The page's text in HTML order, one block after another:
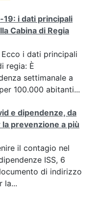
19: i dati principali
Cabina di Regia
i dati principali
regia: È
settimanale a
100.000 abitanti...
e dipendenze, da
prevenzione a più
il contagio nel
ISS, 6
di indirizzo
la...